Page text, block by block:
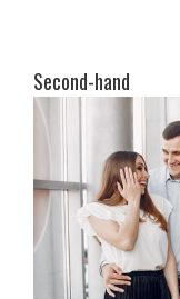
Second-hand